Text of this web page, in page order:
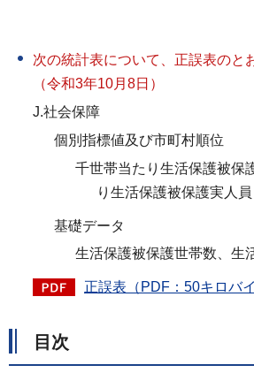
次の統計表について、正誤表のと
（令和3年10月8日）
J.社会保障
個別指標値及び市町村順位
千世帯当たり生活保護被保
り生活保護被保護実人員
基礎データ
生活保護被保護世帯数、生
正誤表（PDF：50キロバイ
目次